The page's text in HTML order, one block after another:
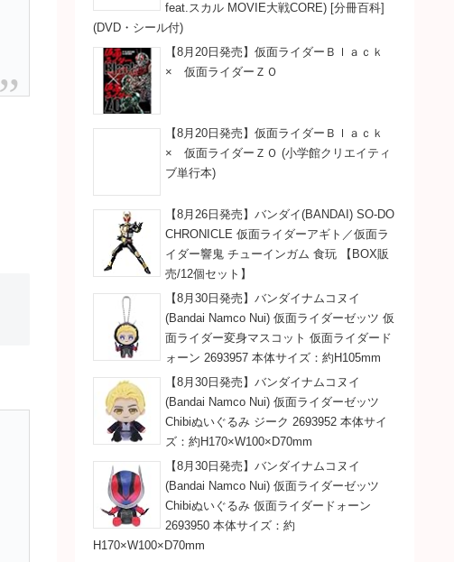
feat.スカル MOVIE大戦CORE) [分冊百科]
(DVD・シール付)
【8月20日発売】仮面ライダーＢｌａｃｋ
× 仮面ライダーＺＯ
【8月20日発売】仮面ライダーＢｌａｃｋ
× 仮面ライダーＺＯ (小学館クリエイティ
ブ単行本)
【8月26日発売】バンダイ(BANDAI) SO-DO
CHRONICLE 仮面ライダーアギト／仮面ラ
イダー響鬼 チューインガム 食玩 【BOX販
売/12個セット】
【8月30日発売】バンダイナムコヌイ
(Bandai Namco Nui) 仮面ライダーゼッツ 仮
面ライダー変身マスコット 仮面ライダード
ォーン 2693957 本体サイズ：約H105mm
【8月30日発売】バンダイナムコヌイ
(Bandai Namco Nui) 仮面ライダーゼッツ
Chibiぬいぐるみ ジーク 2693952 本体サイ
ズ：約H170×W100×D70mm
【8月30日発売】バンダイナムコヌイ
(Bandai Namco Nui) 仮面ライダーゼッツ
Chibiぬいぐるみ 仮面ライダードォーン
2693950 本体サイズ：約
H170×W100×D70mm